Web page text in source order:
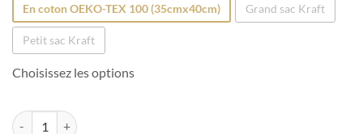
En coton OEKO-TEX 100 (35cmx40cm) Grand sac Kraft
Petit sac Kraft
Choisissez les options
quantité de Sacs écoresponsables